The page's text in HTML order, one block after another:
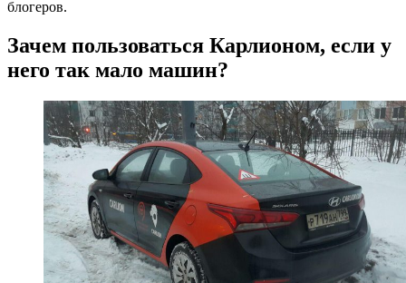
блогеров.
Зачем пользоваться Карлионом, если у
него так мало машин?